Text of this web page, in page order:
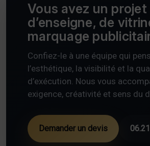
Vous avez un projet
d’enseigne, de
marquage
Confiez-le à une équipe qui
l’esthétique, la visibilité et la
d’exécution. Nous vous
exigence, créativité et sens du
Demander un devis